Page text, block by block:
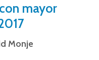
mayor
Monje